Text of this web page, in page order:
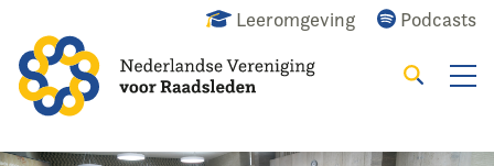
Leeromgeving Podcasts
Alles Nieuws Agenda Raadslid
Zoeken